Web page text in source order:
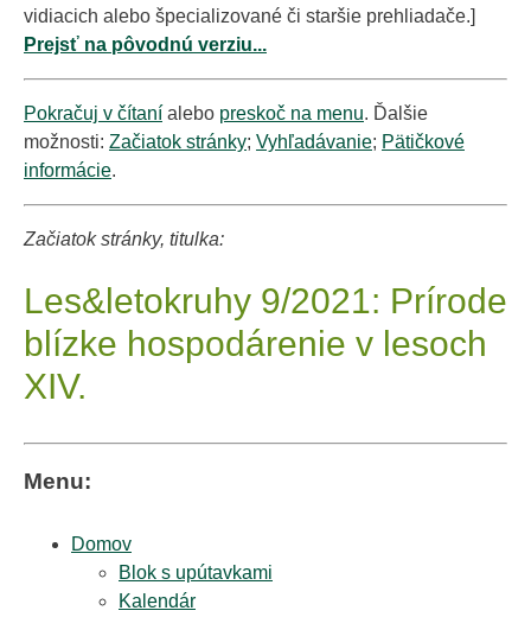
vidiacich alebo špecializované či staršie prehliadače.]
Prejsť na pôvodnú verziu...
Pokračuj v čítaní alebo preskoč na menu. Ďalšie
možnosti: Začiatok stránky; Vyhľadávanie; Pätičkové
informácie.
Začiatok stránky, titulka:
Les&letokruhy 9/2021: Prírode
blízke hospodárenie v lesoch
XIV.
Menu:
Domov
Blok s upútavkami
Kalendár